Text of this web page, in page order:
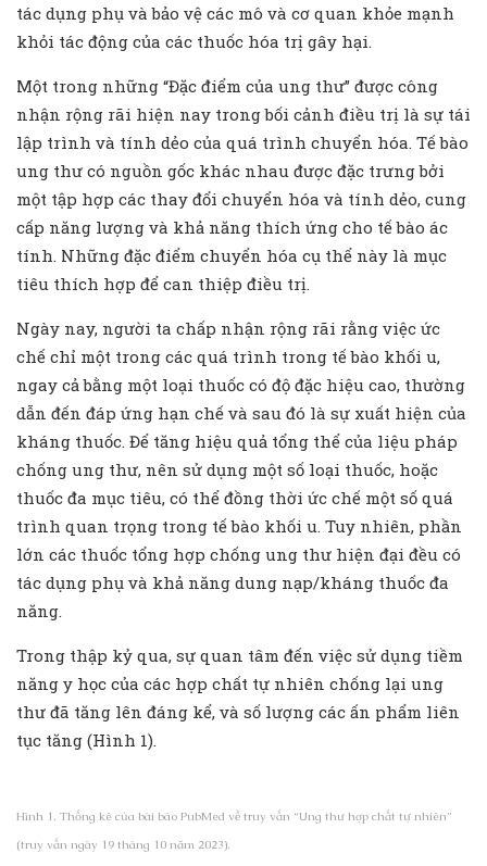
tác dụng phụ và bảo vệ các mô và cơ quan khỏe mạnh
khỏi tác động của các thuốc hóa trị gây hại.
Một trong những “Đặc điểm của ung thư” được công
nhận rộng rãi hiện nay trong bối cảnh điều trị là sự tái
lập trình và tính dẻo của quá trình chuyển hóa. Tế bào
ung thư có nguồn gốc khác nhau được đặc trưng bởi
một tập hợp các thay đổi chuyển hóa và tính dẻo, cung
cấp năng lượng và khả năng thích ứng cho tế bào ác
tính. Những đặc điểm chuyển hóa cụ thể này là mục
tiêu thích hợp để can thiệp điều trị.
Ngày nay, người ta chấp nhận rộng rãi rằng việc ức
chế chỉ một trong các quá trình trong tế bào khối u,
ngay cả bằng một loại thuốc có độ đặc hiệu cao, thường
dẫn đến đáp ứng hạn chế và sau đó là sự xuất hiện của
kháng thuốc. Để tăng hiệu quả tổng thể của liệu pháp
chống ung thư, nên sử dụng một số loại thuốc, hoặc
thuốc đa mục tiêu, có thể đồng thời ức chế một số quá
trình quan trọng trong tế bào khối u. Tuy nhiên, phần
lớn các thuốc tổng hợp chống ung thư hiện đại đều có
tác dụng phụ và khả năng dung nạp/kháng thuốc đa
năng.
Trong thập kỷ qua, sự quan tâm đến việc sử dụng tiềm
năng y học của các hợp chất tự nhiên chống lại ung
thư đã tăng lên đáng kể, và số lượng các ấn phẩm liên
tục tăng (Hình 1).
Hình 1. Thống kê của bài báo PubMed về truy vấn “Ung thư hợp chất tự nhiên”
(truy vấn ngày 19 tháng 10 năm 2023).